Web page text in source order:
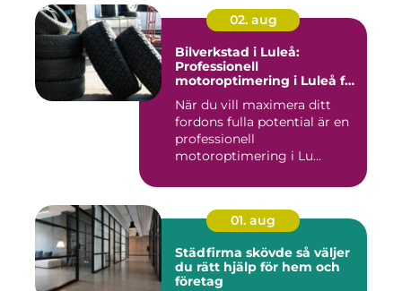
02. aug
Bilverkstad i Luleå:
Professionell
motoroptimering i Luleå för
När du vill maximera ditt
fordons fulla potential är en
professionell
motoroptimering i Lu...
01. aug
Städfirma skövde så väljer
du rätt hjälp för hem och
företag